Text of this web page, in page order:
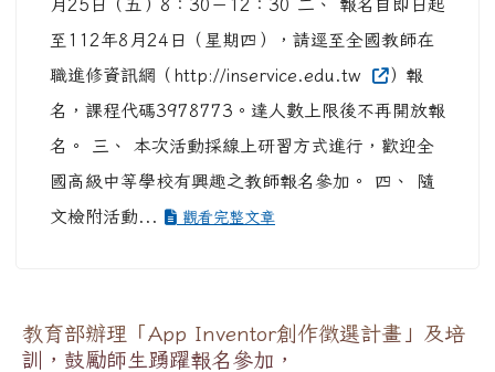
月25日（五）8：30－12：30 二、 報名自即日起
至112年8月24日（星期四），請逕至全國教師在
職進修資訊網（http://inservice.edu.tw
）報
名，課程代碼3978773。達人數上限後不再開放報
名。 三、 本次活動採線上研習方式進行，歡迎全
國高級中等學校有興趣之教師報名參加。 四、 隨
文檢附活動...
觀看完整文章
教育部辦理「App Inventor創作徵選計畫」及培
訓，鼓勵師生踴躍報名參加，